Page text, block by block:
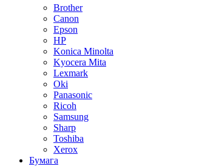
Brother
Canon
Epson
HP
Konica Minolta
Kyocera Mita
Lexmark
Oki
Panasonic
Ricoh
Samsung
Sharp
Toshiba
Xerox
Бумага